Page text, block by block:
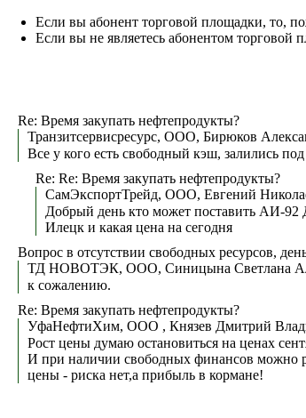
Если вы абонент торговой площадки, то,
Если вы не являетесь абонентом торговой
Re: Время закупать нефтепродукты?
Транзитсервисресурс, ООО, Бирюков
Все у кого есть свободный кэш, залились
Re: Re: Время закупать нефтепродукты?
СамЭкспортТрейд, ООО, Евгений
Добрый день кто может поставить АИ-
Илецк и какая цена на сегодня
Вопрос в отсутствии свободных ресурсов,
ТД НОВОТЭК, ООО, Синицына Светлана
к сожалению.
Re: Время закупать нефтепродукты?
УфаНефтиХим, ООО , Князев Дмитрий
Рост цены думаю остановиться на ценах
И при наличии свободных финансов можно
цены - риска нет,а прибыль в кормане!